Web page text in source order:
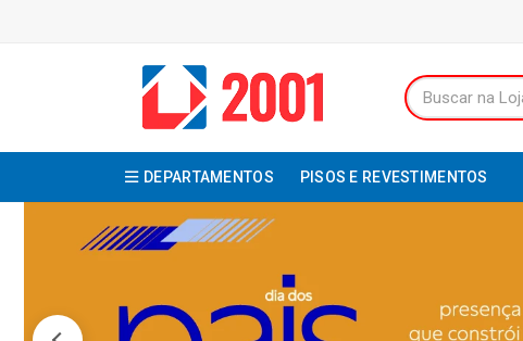
DEPARTAMENTOS PISOS E REVESTIMENTOS